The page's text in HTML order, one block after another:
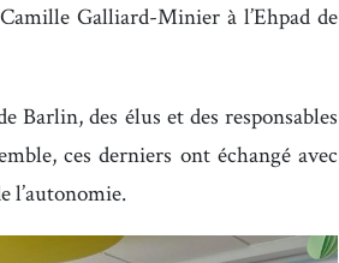
Galliard-Minier à l’Ehpad de
Barlin, des élus et des responsables
ces derniers ont échangé avec
l’autonomie.